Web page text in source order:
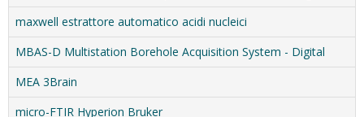
maxwell estrattore automatico acidi nucleici
MBAS-D Multistation Borehole Acquisition System - Digital
MEA 3Brain
micro-FTIR Hyperion Bruker